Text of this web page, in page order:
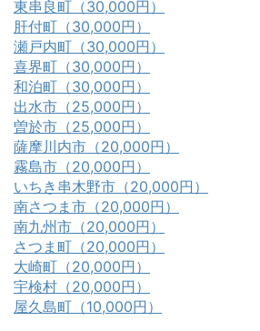
東串良町（30,000円）
肝付町（30,000円）
瀬戸内町（30,000円）
喜界町（30,000円）
和泊町（30,000円）
出水市（25,000円）
曽於市（25,000円）
薩摩川内市（20,000円）
霧島市（20,000円）
いちき串木野市（20,000円）
南さつま市（20,000円）
南九州市（20,000円）
さつま町（20,000円）
大崎町（20,000円）
宇検村（20,000円）
屋久島町（10,000円）